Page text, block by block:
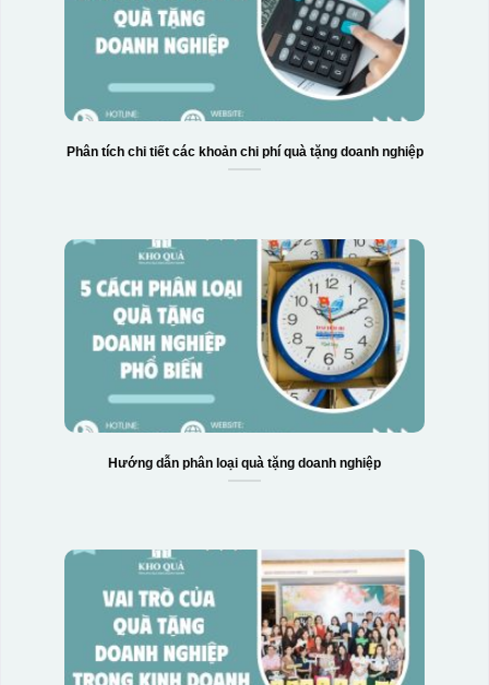
Hộp xi 6 bát cơm
Phân tích chi tiết các khoản chi phí quà tặng doanh nghiệp
Hướng dẫn phân loại quà tặng doanh nghiệp